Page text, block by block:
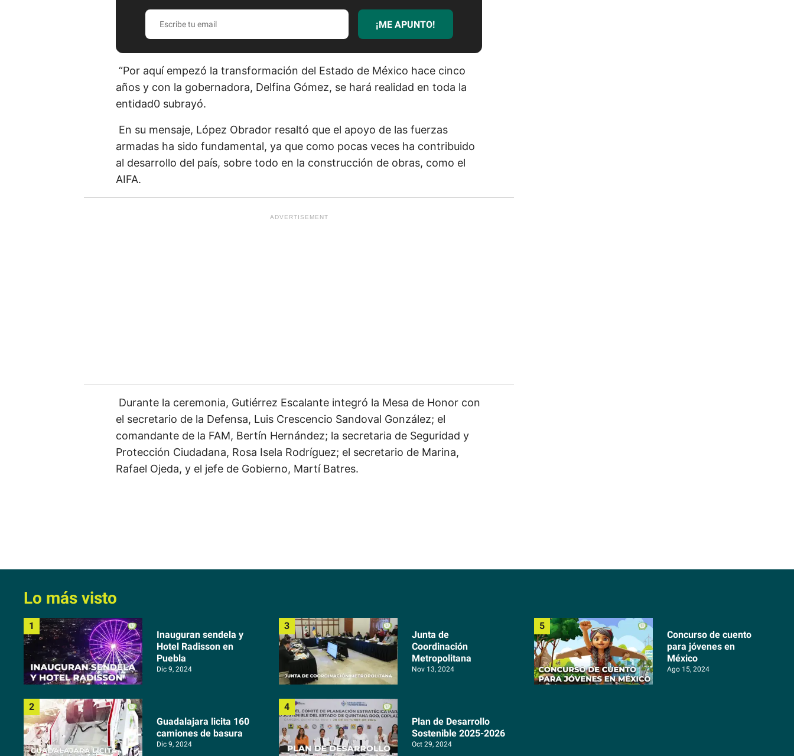
E
s
c
r
i
b
t
u
e
a
¡ME APUNTO!
“Por aquí empezó la transformación del Estado de México hace cinco
años y con la gobernadora, Delfina Gómez, se hará realidad en toda la
entidad0 subrayó.
En su mensaje, López Obrador resaltó que el apoyo de las fuerzas
armadas ha sido fundamental, ya que como pocas veces ha contribuido
al desarrollo del país, sobre todo en la construcción de obras, como el
AIFA.
Durante la ceremonia, Gutiérrez Escalante integró la Mesa de Honor con
el secretario de la Defensa, Luis Crescencio Sandoval González; el
comandante de la FAM, Bertín Hernández; la secretaria de Seguridad y
Protección Ciudadana, Rosa Isela Rodríguez; el secretario de Marina,
Rafael Ojeda, y el jefe de Gobierno, Martí Batres.
Lo más visto
Inauguran sendela y
Hotel Radisson en
Puebla
Dic 9, 2024
Guadalajara licita 160
camiones de basura
Dic 9, 2024
Junta de
Coordinación
Metropolitana
Nov 13, 2024
Plan de Desarrollo
Sostenible 2025-2026
Oct 29, 2024
Concurso de cuento
para jóvenes en
México
Ago 15, 2024